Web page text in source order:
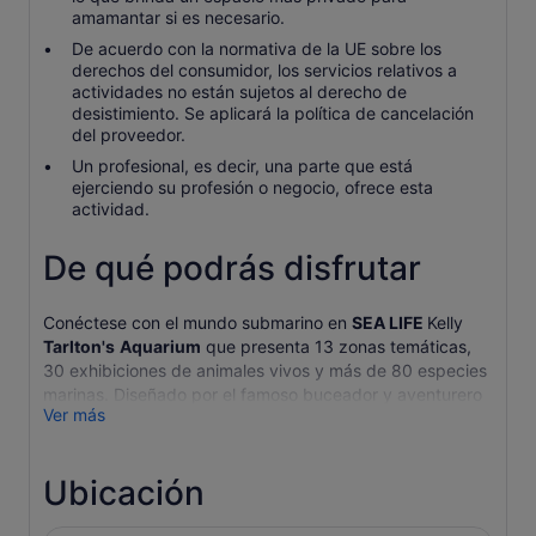
amamantar si es necesario.
De acuerdo con la normativa de la UE sobre los
derechos del consumidor, los servicios relativos a
actividades no están sujetos al derecho de
desistimiento. Se aplicará la política de cancelación
del proveedor.
Un profesional, es decir, una parte que está
ejerciendo su profesión o negocio, ofrece esta
actividad.
De qué podrás disfrutar
Conéctese con el mundo submarino en SEA LIFE Kelly
Tarlton's Aquarium que presenta 13 zonas temáticas,
30 exhibiciones de animales vivos y más de 80 especies
marinas. Diseñado por el famoso buceador y aventurero
todoterreno Kelly Tarlton. Esta experiencia sacará a la luz
Comience su día de descubrimiento en
réplica de la cabaña erigida en 1911 por la expedición
Ver más
Ubicación